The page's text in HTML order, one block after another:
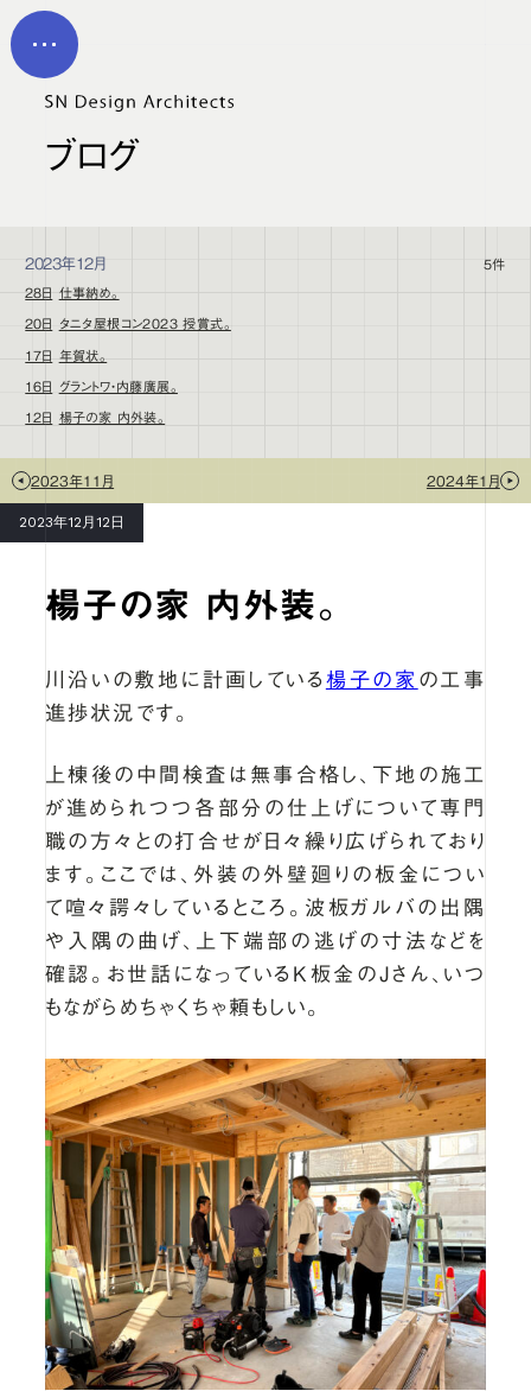
メイン コンテンツにスキップ
MEN
ブログ
2023年12月 5件
28日 仕事納め。
20日 タニタ屋根コン2023 授賞式。
17日 年賀状。
16日 グラントワ・内藤廣展。
12日 楊子の家 内外装。
2023年11月 2024年1月
2023年12月12日
楊子の家 内外装。
川沿いの敷地に計画している 楊子の家 の工事
進捗状況です。
上棟後の中間検査は無事合格し、下地の施工
が進められつつ各部分の仕上げについて専門
職の方々との打合せが日々繰り広げられており
ます。ここでは、外装の外壁廻りの板金につい
て喧々諤々しているところ。波板ガルバの出隅
や入隅の曲げ、上下端部の逃げの寸法などを
確認。お世話になっているK板金のJさん、いつ
もながらめちゃくちゃ頼もしい。